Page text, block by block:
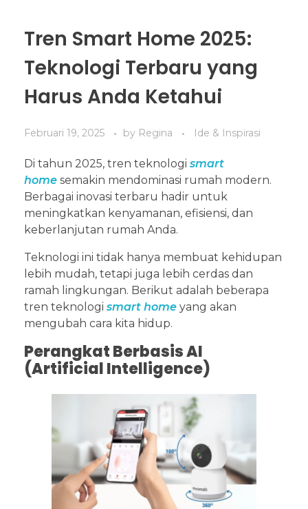
Tren Smart Home 2025:
Teknologi Terbaru yang
Harus Anda Ketahui
Februari 19, 2025 by Regina Ide & Inspirasi
Di tahun 2025, tren teknologi smart
home semakin mendominasi rumah modern.
Berbagai inovasi terbaru hadir untuk
meningkatkan kenyamanan, efisiensi, dan
keberlanjutan rumah Anda.
Teknologi ini tidak hanya membuat kehidupan
lebih mudah, tetapi juga lebih cerdas dan
ramah lingkungan. Berikut adalah beberapa
tren teknologi smart home yang akan
mengubah cara kita hidup.
Perangkat Berbasis AI
(Artificial Intelligence)